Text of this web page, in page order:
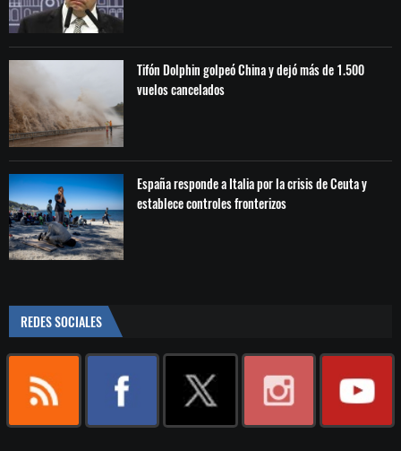
Tifón Dolphin golpeó China y dejó más de 1.500
vuelos cancelados
España responde a Italia por la crisis de Ceuta y
establece controles fronterizos
REDES SOCIALES